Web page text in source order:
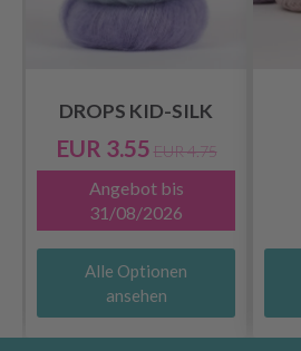
DROPS KID-SILK
EUR 3.55 EUR 4.75
Angebot bis
31/08/2026
Alle Optionen
ansehen